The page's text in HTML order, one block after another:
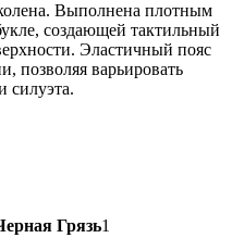
Выполнена плотным
создающей тактильный
Эластичный пояс
позволяя варьировать
силуэта.
Грязь1